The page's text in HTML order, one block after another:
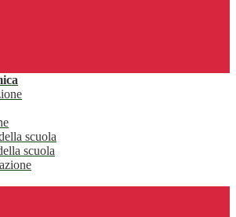
scuola
scuola